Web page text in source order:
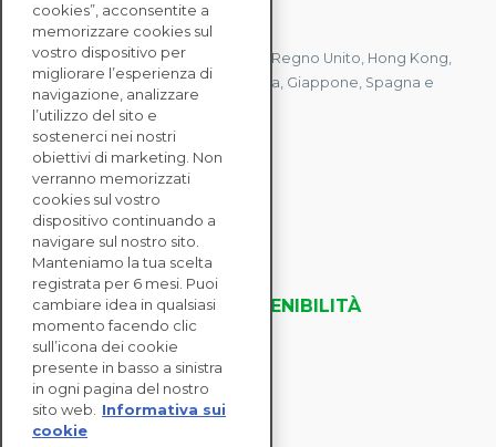
CONTATTACI
Abbiamo uffici in Francia, Stati Uniti, Regno Unito, Hong Kong,
Mauritius, Polonia, Canada, Germania, Giappone, Spagna e
Singapore.
CONTATTACI
SOLUZIONI
ENTERPRISE
VALUTAZIONI DELLA SOSTENIBILITÀ
RISORSE
INFORMAZIONI
cookies”, acconsentite a
memorizzare cookies sul
vostro dispositivo per
migliorare l’esperienza di
navigazione, analizzare
l’utilizzo del sito e
sostenerci nei nostri
obiettivi di marketing. Non
verranno memorizzati
cookies sul vostro
dispositivo continuando a
navigare sul nostro sito.
Manteniamo la tua scelta
registrata per 6 mesi. Puoi
cambiare idea in qualsiasi
momento facendo clic
sull’icona dei cookie
presente in basso a sinistra
in ogni pagina del nostro
sito web.
Informativa sui
cookie